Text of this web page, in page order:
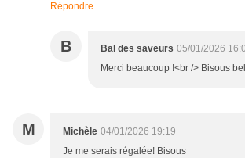
Répondre
B Bal des saveurs 05/01/2026
Merci beaucoup !<br /> Bisous
M Michèle 04/01/2026 19:19
Je me serais régalée! Bisous